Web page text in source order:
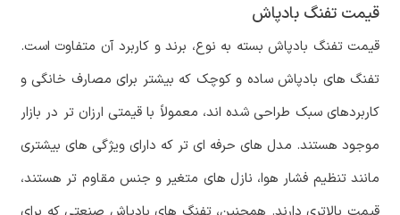
قیمت تفنگ بادپاش
قیمت تفنگ بادپاش بسته به نوع، برند و کاربرد آن متفاوت است.
تفنگ های بادپاش ساده و کوچک که بیشتر برای مصارف خانگی و
کاربردهای سبک طراحی شده اند، معمولاً با قیمتی ارزان تر در بازار
موجود هستند. مدل های حرفه ای تر که دارای ویژگی های بیشتری
مانند تنظیم فشار هوا، نازل های متغیر و جنس مقاوم تر هستند،